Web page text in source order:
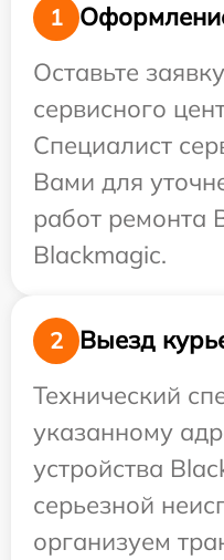
1
Оставьте
сервисного
Специалист
Вами для
работ ремонта
Blackmagic.
2
Выезд
Технический
указанному
устройства
серьезной
организуем